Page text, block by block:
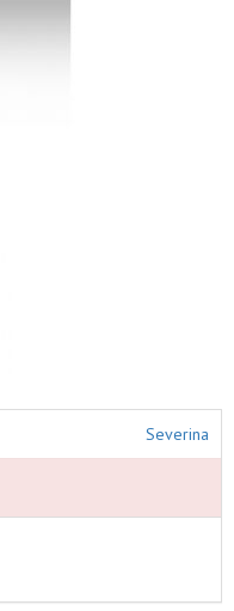
Severina